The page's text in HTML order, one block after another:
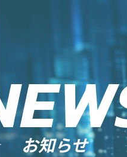
お知らせ